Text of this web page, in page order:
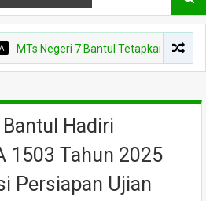
Negeri 7 Bantul Tetapkan Tiga Agen
Hadiri
1503 Tahun 2025
Persiapan Ujian